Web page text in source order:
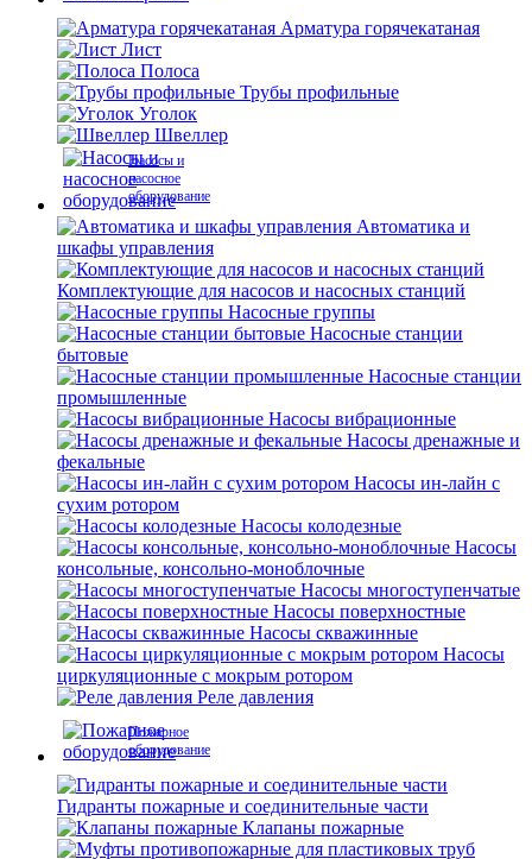
Арматура горячекатаная
Лист
Полоса
Трубы профильные
Уголок
Швеллер
Насосы и
насосное
оборудование
Автоматика и
шкафы управления
Комплектующие для насосов и насосных станций
Насосные группы
Насосные станции
бытовые
Насосные станции
промышленные
Насосы вибрационные
Насосы дренажные и
фекальные
Насосы ин-лайн с
сухим ротором
Насосы колодезные
Насосы
консольные, консольно-моноблочные
Насосы многоступенчатые
Насосы поверхностные
Насосы скважинные
Насосы
циркуляционные с мокрым ротором
Реле давления
Пожарное
оборудование
Гидранты пожарные и соединительные части
Клапаны пожарные